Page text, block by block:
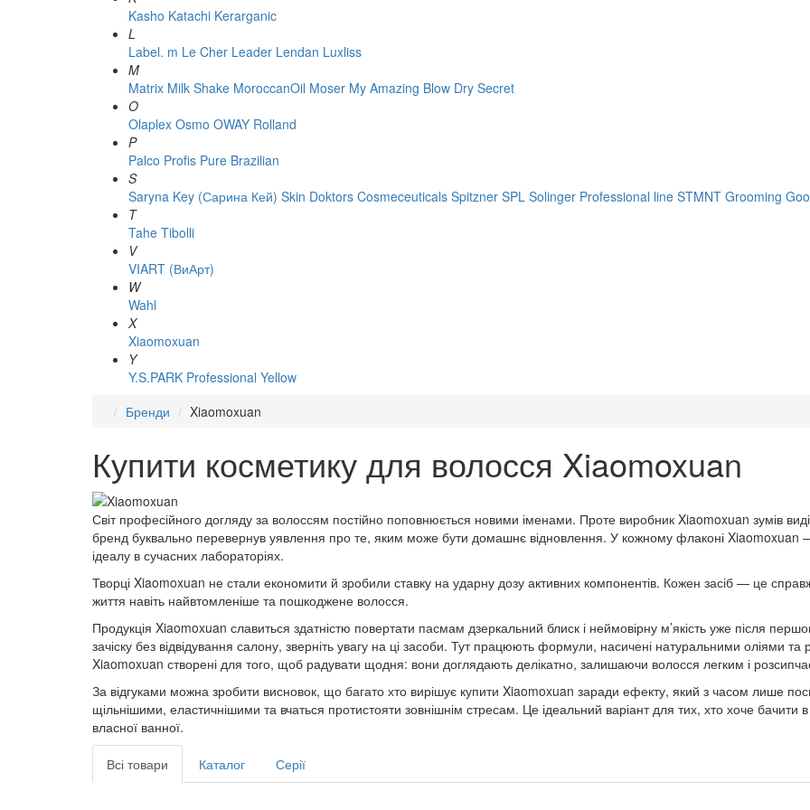
Kasho Katachi Kerarganic
L
Label. m Le Cher Leader Lendan Luxliss
M
Matrix Milk Shake MoroccanOil Moser My Amazing Blow Dry Secret
O
Olaplex Osmo OWAY Rolland
P
Palco Profis Pure Brazilian
S
Saryna Key (Сарина Кей) Skin Doktors Cosmeceuticals Spitzner SPL Solinger Professional line STMNT Grooming
T
Tahe Tibolli
V
VIART (ВиАрт)
W
Wahl
X
Xiaomoxuan
Y
Y.S.PARK Professional Yellow
Бренди
Xiaomoxuan
Купити косметику для волосся Xiaomoxuan
Світ професійного догляду за волоссям постійно поповнюється новими іменами. Проте виробник Xiaomoxuan зумів
бренд буквально перевернув уявлення про те, яким може бути домашнє відновлення. У кожному флаконі Xiaomoxuan —
ідеалу в сучасних лабораторіях.
Творці Xiaomoxuan не стали економити й зробили ставку на ударну дозу активних компонентів. Кожен засіб — це
життя навіть найвтомленіше та пошкоджене волосся.
Продукція Xiaomoxuan славиться здатністю повертати пасмам дзеркальний блиск і неймовірну м’якість уже після
зачіску без відвідування салону, зверніть увагу на ці засоби. Тут працюють формули, насичені натуральними оліями
Xiaomoxuan створені для того, щоб радувати щодня: вони доглядають делікатно, залишаючи волосся легким і
За відгуками можна зробити висновок, що багато хто вирішує купити Xiaomoxuan заради ефекту, який з часом лише
щільнішими, еластичнішими та вчаться протистояти зовнішнім стресам. Це ідеальний варіант для тих, хто хоче бачити
власної ванної.
Всі товари Каталог Серії